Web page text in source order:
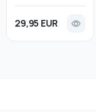
29,95 EUR